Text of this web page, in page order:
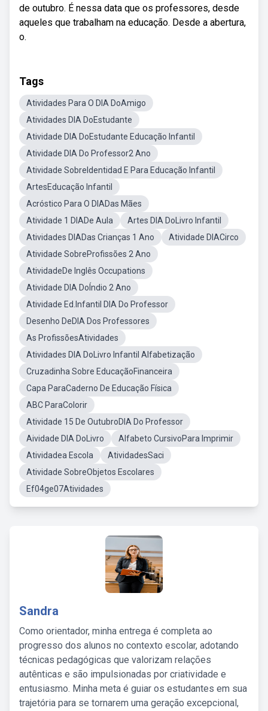
de outubro. É nessa data que os professores, desde
aqueles que trabalham na educação. Desde a abertura,
o.
Tags
Atividades Para O DIA DoAmigo
Atividades DIA DoEstudante
Atividade DIA DoEstudante Educação Infantil
Atividade DIA Do Professor2 Ano
Atividade SobreIdentidad E Para Educação Infantil
ArtesEducação Infantil
Acróstico Para O DIADas Mães
Atividade 1 DIADe Aula
Artes DIA DoLivro Infantil
Atividades DIADas Crianças 1 Ano
Atividade DIACirco
Atividade SobreProfissões 2 Ano
AtividadeDe Inglês Occupations
Atividade DIA DoÍndio 2 Ano
Atividade Ed.Infantil DIA Do Professor
Desenho DeDIA Dos Professores
As ProfissõesAtividades
Atividades DIA DoLivro Infantil Alfabetização
Cruzadinha Sobre EducaçãoFinanceira
Capa ParaCaderno De Educação Física
ABC ParaColorir
Atividade 15 De OutubroDIA Do Professor
Aividade DIA DoLivro
Alfabeto CursivoPara Imprimir
Atividadea Escola
AtividadesSaci
Atividade SobreObjetos Escolares
Ef04ge07Atividades
Sandra
Como orientador, minha entrega é completa ao
progresso dos alunos no contexto escolar, adotando
técnicas pedagógicas que valorizam relações
autênticas e são impulsionadas por criatividade e
entusiasmo. Minha meta é guiar os estudantes em sua
trajetória para se tornarem uma geração excepcional,